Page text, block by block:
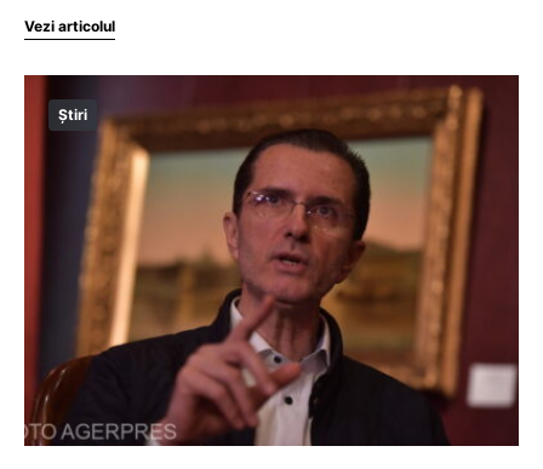
Vezi articolul
Știri